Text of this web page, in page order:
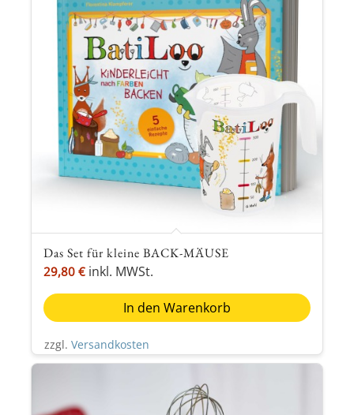
Das Set für kleine BACK-MÄUSE
In den Warenkorb
zzgl.Versandkosten